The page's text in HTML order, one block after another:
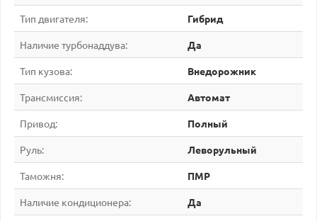
Тип двигателя: Гибрид
Наличие турбонаддува: Да
Тип кузова: Внедорожник
Трансмиссия: Автомат
Привод: Полный
Руль: Леворульный
Таможня: ПМР
Наличие кондиционера: Да